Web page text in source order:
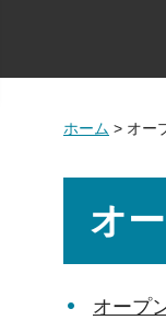
ホーム > オー
オ
オープ